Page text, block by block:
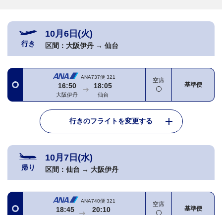
行き
10月6日(火)
区間： 大阪伊丹 → 仙台
ANA737便 321
16:50
大阪伊丹
18:05
仙台
空席
基準便
行きのフライトを変更する
帰り
10月7日(水)
区間： 仙台 → 大阪伊丹
ANA740便 321
18:45 20:10
空席
基準便